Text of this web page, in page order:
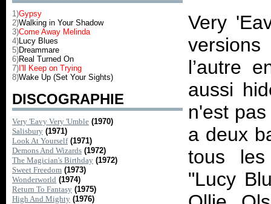
1)Gypsy
2)Walking in Your Shadow
3)Come Away Melinda
4)Lucy Blues
5)Dreammare
6)Real Turned On
7) I'll Keep on Trying
8)Wake Up (Set Your Sights)
DISCOGRAPHIE
Very 'Eavy Very 'Umble (1970)
Salisbury (1971)
Look At Yourself (1971)
Demons And Wizards (1972)
The Magician's Birthday (1972)
Sweet Freedom (1973)
Wonderworld (1974)
Return To Fantasy (1975)
High And Mighty (1976)
Very
l’autre
aussi
n'est
a deux
tous les
"Lucy